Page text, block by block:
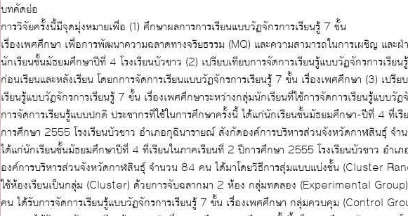
บทคัดย่อ
การวิจัยครั้งนี้มีจุดมุ่งหมายเพื่อ (1) ศึกษาผลการการเรียนแบบวัฏจักรการเรียนรู้ 7 ขั้น
เรื่องเพศศึกษา เพื่อการพัฒนาความฉลาดทางจริยธรรม (MQ) และความสามารถในการเผชิญ และฝ่าฟันอุปสรรค (AQ)ของ
นักเรียนชั้นมัธยมศึกษาปีที่ 4 โรงเรียนบัวขาว (2) เปรียบเทียบการจัดการเรียนรู้แบบวัฏจักรการเรียนรู้ 7 ขั้น เรื่องเพศศึกษา
ก่อนเรียนและหลังเรียน โดยกการจัดการเรียนแบบวัฏจักรการเรียนรู้ 7 ขั้น เรื่องเพศศึกษา (3) เปรียบเทียบผลการจัดการ
เรียนรู้แบบวัฏจักรการเรียนรู้ 7 ขั้น เรื่องเพศศึกษาระหว่างกลุ่มนักเรียนที่ใช้การจัดการเรียนรู้แบบวัฏจักรการเรียนรู้ 7 ขั้น กับ
การจัดการเรียนรู้แบบปกติ ประชากรที่ใช้ในการศึกษาครั้งนี้ ได้แก่นักเรียนชั้นมัธยมศึกษา-ปีที่ 4 ที่เรียนในภาคเรียนที่ 2 ปี
การศึกษา 2555 โรงเรียนบัวขาว อำเภอกุฉินารายณ์ สังกัดองค์การบริหารส่วนจังหวัดกาฬสินธุ์ จำนวน 440 กลุ่มตัวอย่าง
ได้แก่นักเรียนชั้นมัธยมศึกษาปีที่ 4 ที่เรียนในภาคเรียนที่ 2 ปีการศึกษา 2555 โรงเรียนบัวขาว อำเภอกุฉินารายณ์ สังกัด
องค์การบริหารส่วนจังหวัดกาฬสินธุ์ จำนวน 84 คน ได้มาโดยวิธีการสุ่มแบบแบ่งชั้น (Cluster Random Sampling) โดย
ใช้ห้องเรียนเป็นกลุ่ม (Cluster) ด้วยการจับฉลากมา 2 ห้อง กลุ่มทดลอง (Experimental Group) ห้อง 4/3 จำนวน 47
คน ได้รับการจัดการเรียนรู้แบบวัฏจักรการเรียนรู้ 7 ขั้น เรื่องเพศศึกษา กลุ่มควบคุม (Control Group) ห้อง 4/5 จำนวน